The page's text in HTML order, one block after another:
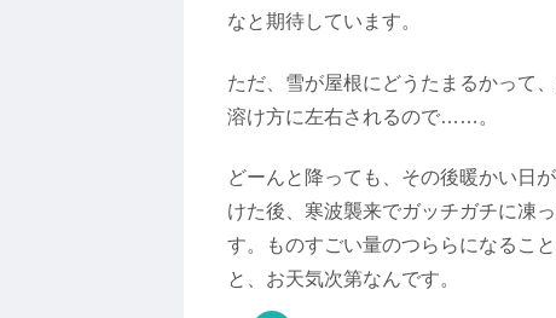
なと期待しています。
ただ、雪が屋根にどうたまるかって
溶け方に左右されるので……。
どーんと降っても、その後暖かい日
けた後、寒波襲来でガッチガチに凍
す。ものすごい量のつららになるこ
と、お天気次第なんです。